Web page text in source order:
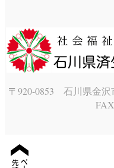
〒920-0853 石川県金